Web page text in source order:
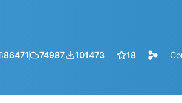
18
101473
74987
86471